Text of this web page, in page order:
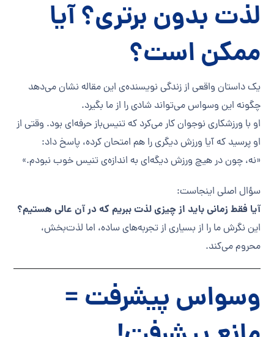
لذت بدون برتری؟ آیا
ممکن است؟
یک داستان واقعی از زندگی نویسنده‌ی این مقاله نشان می‌دهد
چگونه این وسواس می‌تواند شادی را از ما بگیرد.
او با ورزشکاری نوجوان کار می‌کرد که تنیس‌باز حرفه‌ای بود. وقتی از
او پرسید که آیا ورزش دیگری را هم امتحان کرده، پاسخ داد:
«نه، چون در هیچ ورزش دیگه‌ای به اندازه‌ی تنیس خوب نبودم.»
سؤال اصلی اینجاست:
آیا فقط زمانی باید از چیزی لذت ببریم که در آن عالی هستیم؟
این نگرش ما را از بسیاری از تجربه‌های ساده، اما لذت‌بخش،
محروم می‌کند.
وسواس پیشرفت =